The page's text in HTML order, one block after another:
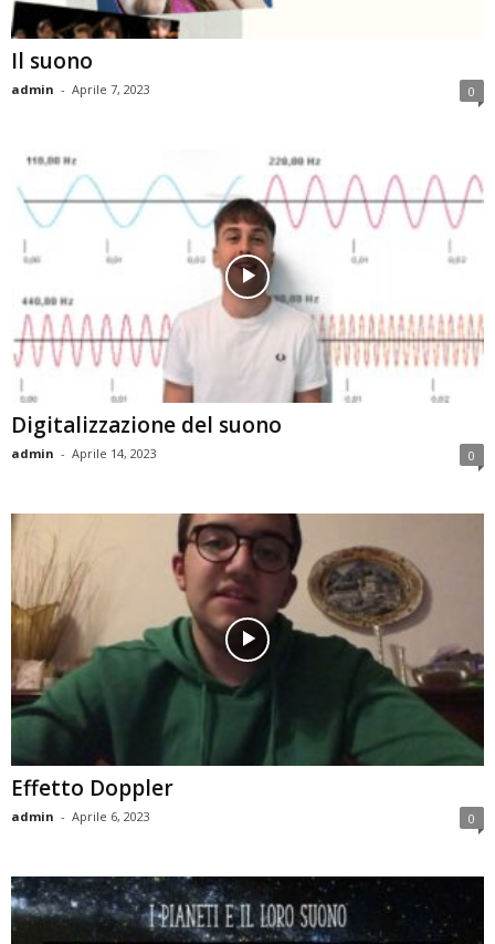
Il suono
admin - Aprile 7, 2023 0
Digitalizzazione del suono
admin - Aprile 14, 2023 0
Effetto Doppler
admin - Aprile 6, 2023 0